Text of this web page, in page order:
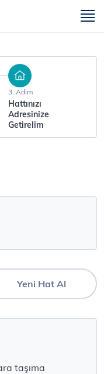
3. Adım
Hattınızı
Adresinize
Getirelim
Yeni Hat Al
taşıma